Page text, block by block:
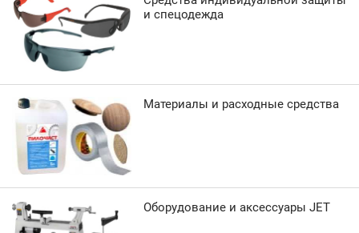
и спецодежда
Материалы и расходные средства
Оборудование и аксессуары JET